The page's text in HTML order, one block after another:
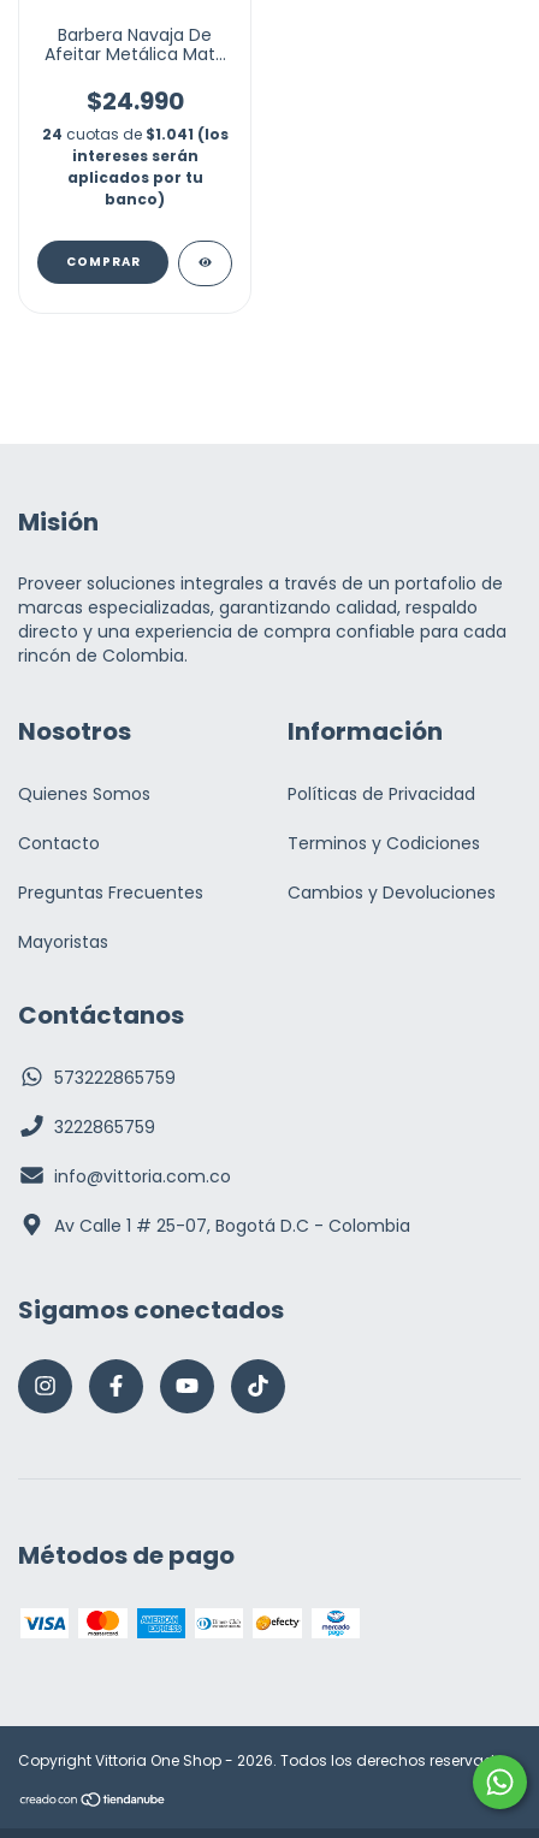
Barbera Navaja De
Afeitar Metálica Mate
$24.990
24 cuotas de $1.041 (los
intereses serán
aplicados por tu
banco)
COMPRAR
Misión
Proveer soluciones integrales a través de un portafolio de
marcas especializadas, garantizando calidad, respaldo
directo y una experiencia de compra confiable para cada
rincón de Colombia.
Nosotros
Quienes Somos
Contacto
Preguntas Frecuentes
Mayoristas
Información
Políticas de Privacidad
Terminos y Codiciones
Cambios y Devoluciones
Contáctanos
573222865759
3222865759
info@vittoria.com.co
Av Calle 1 # 25-07, Bogotá D.C - Colombia
Sigamos conectados
Métodos de pago
Copyright Vittoria One Shop - 2026. Todos los derechos reservados.